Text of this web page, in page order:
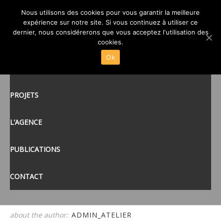
PROJETS
L’AGENCE
PUBLICATIONS
CONTACT
00ATELIER-CUB3-POLE-
SANTÉ-MAYENNE-53
posté le 12 JAN 2015/
about the author: ADMIN_ATELIER
Nous utilisons des cookies pour vous garantir la meilleure
expérience sur notre site. Si vous continuez à utiliser ce
dernier, nous considérerons que vous acceptez l'utilisation des
cookies.
Ok